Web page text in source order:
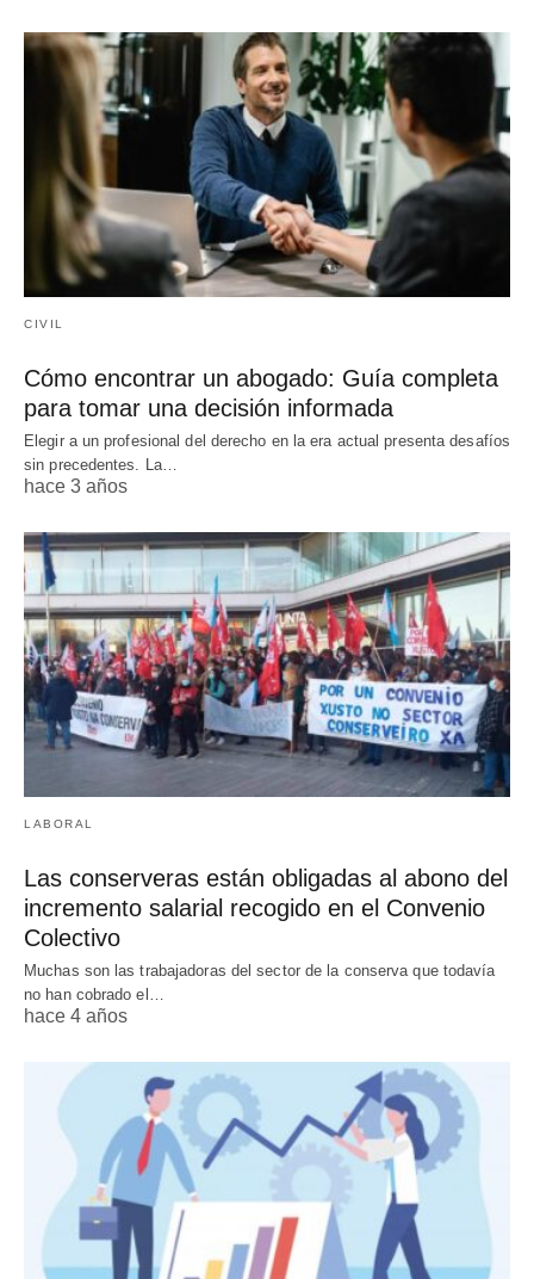
CIVIL
Cómo encontrar un abogado: Guía completa
para tomar una decisión informada
Elegir a un profesional del derecho en la era actual presenta desafíos
sin precedentes. La…
hace 3 años
LABORAL
Las conserveras están obligadas al abono del
incremento salarial recogido en el Convenio
Colectivo
Muchas son las trabajadoras del sector de la conserva que todavía
no han cobrado el…
hace 4 años